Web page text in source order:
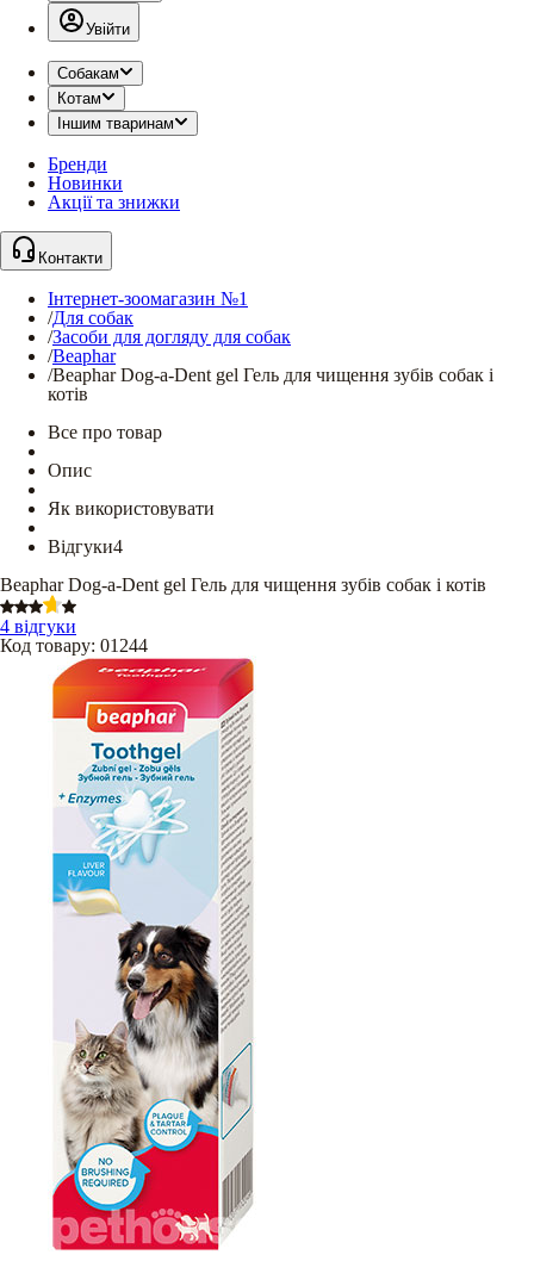
Увійти
Собакам
Котам
Іншим тваринам
Бренди
Новинки
Акції та знижки
Контакти
Інтернет-зоомагазин №1
/Для собак
/Засоби для догляду для собак
/Beaphar
/Beaphar Dog-a-Dent gel Гель для чищення зубів собак і
котів
Все про товар
Опис
Як використовувати
Відгуки4
Beaphar Dog-a-Dent gel Гель для чищення зубів собак і котів
4 відгуки
Код товару: 01244